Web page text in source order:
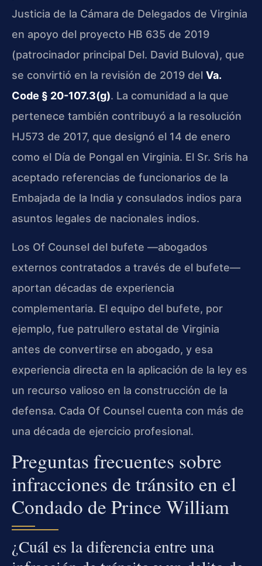
Justicia de la Cámara de Delegados de Virginia
en apoyo del proyecto HB 635 de 2019
(patrocinador principal Del. David Bulova), que
se convirtió en la revisión de 2019 del Va.
Code § 20-107.3(g). La comunidad a la que
pertenece también contribuyó a la resolución
HJ573 de 2017, que designó el 14 de enero
como el Día de Pongal en Virginia. El Sr. Sris ha
aceptado referencias de funcionarios de la
Embajada de la India y consulados indios para
asuntos legales de nacionales indios.
Los Of Counsel del bufete —abogados
externos contratados a través de el bufete—
aportan décadas de experiencia
complementaria. El equipo del bufete, por
ejemplo, fue patrullero estatal de Virginia
antes de convertirse en abogado, y esa
experiencia directa en la aplicación de la ley es
un recurso valioso en la construcción de la
defensa. Cada Of Counsel cuenta con más de
una década de ejercicio profesional.
Preguntas frecuentes sobre
infracciones de tránsito en el
Condado de Prince William
¿Cuál es la diferencia entre una